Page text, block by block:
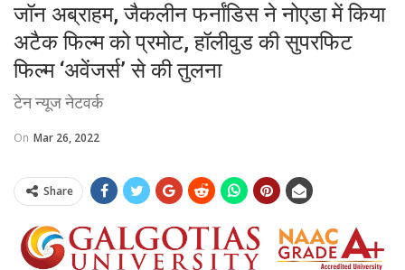
जॉन अब्राहम, जैकलीन फर्नांडिस ने नोएडा में किया
अटैक फिल्म को प्रमोट, हॉलीवुड की सुपरफिट
फिल्म ‘अवेंजर्स’ से की तुलना
टेन न्यूज नेटवर्क
On Mar 26, 2022
Share